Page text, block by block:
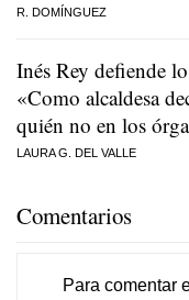
R. DOMÍNGUEZ
Inés Rey defiende
«Como alcaldesa
quién no en los
LAURA G. DEL VALLE
Comentarios
Para comentar